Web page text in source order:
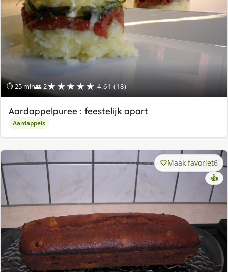
⏱ 25 min👥 2★★★★★ 4.61 (18)
Aardappelpuree : feestelijk apart
Aardappels
Maak favoriet6
👍